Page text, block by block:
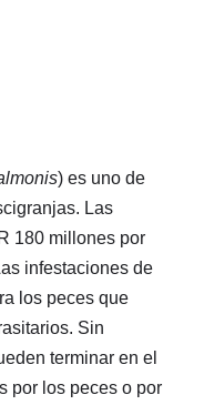
) es uno de
Las
180 millones por
infestaciones de
los peces que
Sin
terminar en el
por los peces o por